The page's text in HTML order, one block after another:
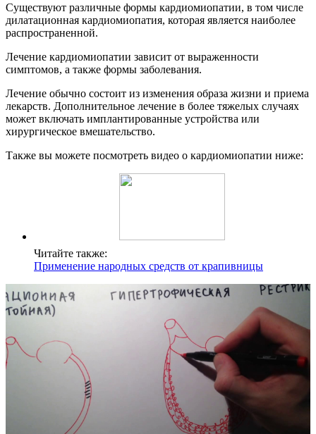
Существуют различные формы кардиомиопатии, в том числе
дилатационная кардиомиопатия, которая является наиболее
распространенной.
Лечение кардиомиопатии зависит от выраженности
симптомов, а также формы заболевания.
Лечение обычно состоит из изменения образа жизни и приема
лекарств. Дополнительное лечение в более тяжелых случаях
может включать имплантированные устройства или
хирургическое вмешательство.
Также вы можете посмотреть видео о кардиомиопатии ниже:
Читайте также:
Применение народных средств от крапивницы